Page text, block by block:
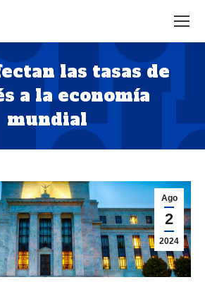
las tasas de
a la economía
mundial
Estás aquí:
Ago
2
2024